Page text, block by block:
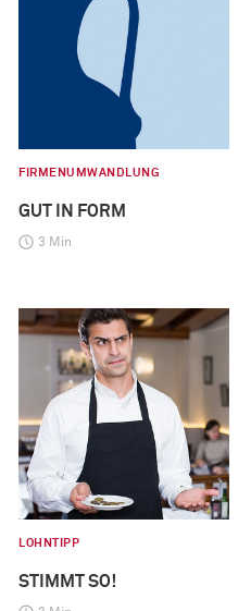
FIRMENUMWANDLUNG
GUT IN FORM
3 Min
LOHNTIPP
STIMMT SO!